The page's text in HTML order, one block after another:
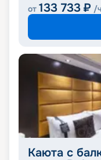
от 133 733 ₽ /
Каюта с